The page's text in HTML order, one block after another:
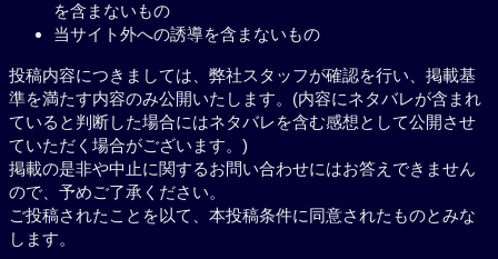
を含まないもの
当サイト外への誘導を含まないもの
投稿内容につきましては、弊社スタッフが確認を行い、掲載基
準を満たす内容のみ公開いたします。(内容にネタバレが含まれ
ていると判断した場合にはネタバレを含む感想として公開させ
ていただく場合がございます。)
掲載の是非や中止に関するお問い合わせにはお答えできません
ので、予めご了承ください。
ご投稿されたことを以て、本投稿条件に同意されたものとみな
します。